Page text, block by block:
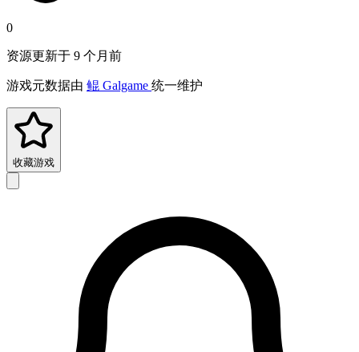
0
资源更新于 9 个月前
游戏元数据由 鲲 Galgame 统一维护
收藏游戏